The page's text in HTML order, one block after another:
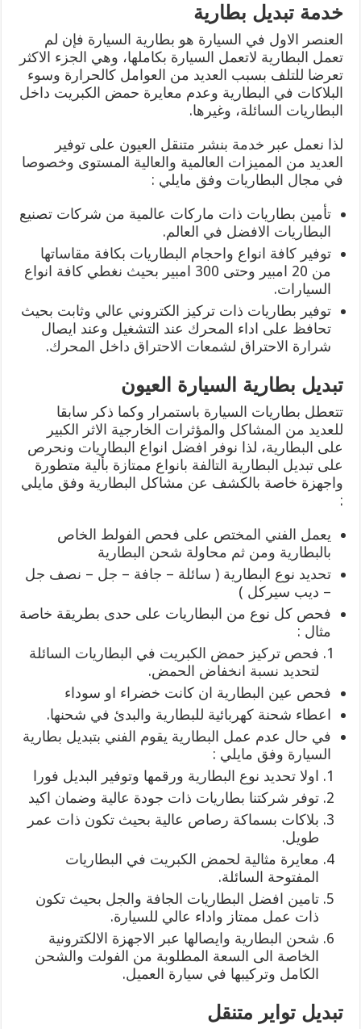
خدمة تبديل بطارية
العنصر الاول في السيارة هو بطارية السيارة فإن لم
تعمل البطارية لاتعمل السيارة بكاملها، وهي الجزء الاكثر
تعرضا للتلف بسبب العديد من العوامل كالحرارة وسوء
البلاكات في البطارية وعدم معايرة حمض الكبريت داخل
البطاريات السائلة، وغيرها.
لذا نعمل عبر خدمة بنشر متنقل العيون على توفير
العديد من المميزات العالمية والعالية المستوى وخصوصا
في مجال البطاريات وفق مايلي :
تأمين بطاريات ذات ماركات عالمية من شركات تصنيع
البطاريات الافضل في العالم.
توفير كافة انواع واحجام البطاريات بكافة مقاساتها
من 20 امبير وحتى 300 امبير بحيث نغطي كافة انواع
السيارات.
توفير بطاريات ذات تركيز الكتروني عالي وثابت بحيث
تحافظ على اداء المحرك عند التشغيل وعند ايصال
شرارة الاحتراق لشمعات الاحتراق داخل المحرك.
تبديل بطارية السيارة العيون
تتعطل بطاريات السيارة باستمرار وكما ذكر سابقا
للعديد من المشاكل والمؤثرات الخارجية الاثر الكبير
على البطارية، لذا نوفر افضل انواع البطاريات ونحرص
على تبديل البطارية التالفة بانواع ممتازة بألية متطورة
واجهزة خاصة بالكشف عن مشاكل البطارية وفق مايلي
:
يعمل الفني المختص على فحص الفولط الخاص
بالبطارية ومن ثم محاولة شحن البطارية
تحديد نوع البطارية ( سائلة – جافة – جل – نصف جل
– ديب سيركل )
فحص كل نوع من البطاريات على حدى بطريقة خاصة
مثال :
فحص تركيز حمض الكبريت في البطاريات السائلة
لتحديد نسبة انخفاض الحمض.
فحص عين البطارية ان كانت خضراء او سوداء
اعطاء شحنة كهربائية للبطارية والبدئ في شحنها.
في حال عدم عمل البطارية يقوم الفني بتبديل بطارية
السيارة وفق مايلي :
اولا تحديد نوع البطارية ورقمها وتوفير البديل فورا
توفر شركتنا بطاريات ذات جودة عالية وضمان اكيد
بلاكات بسماكة رصاص عالية بحيث تكون ذات عمر
طويل.
معايرة مثالية لحمض الكبريت في البطاريات
المفتوحة السائلة.
تامين افضل البطاريات الجافة والجل بحيث تكون
ذات عمل ممتاز واداء عالي للسيارة.
شحن البطارية وايصالها عبر الاجهزة الالكترونية
الخاصة الى السعة المطلوبة من الفولت والشحن
الكامل وتركيبها في سيارة العميل.
تبديل تواير متنقل